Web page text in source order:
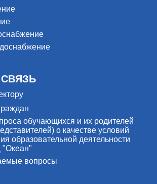
обучающихся и их родителей
о качестве условий
образовательной деятельности
вопросы